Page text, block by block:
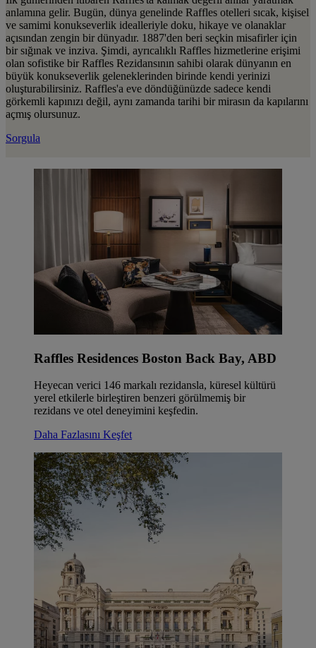
anlamına gelir. Bugün, dünya genelinde Raffles otelleri sıcak, kişisel
ve samimi konukseverlik idealleriyle doku, hikaye ve olanaklar
açısından zengin bir dünyadır. 1887'den beri seçkin misafirler için
bir sığınak ve inziva. Şimdi, ayrıcalıklı Raffles hizmetlerine erişimi
olan sofistike bir Raffles Rezidansının sahibi olarak dünyanın en
büyük konukseverlik geleneklerinden birinde kendi yerinizi
oluşturabilirsiniz. Raffles'a eve döndüğünüzde sadece kendi
görkemli kapınızı değil, aynı zamanda tarihi bir mirasın da kapılarını
açmış olursunuz.
Sorgula
Raffles Residences Boston Back Bay, ABD
Heyecan verici 146 markalı rezidansla, küresel kültürü
yerel etkilerle birleştiren benzeri görülmemiş bir
rezidans ve otel deneyimini keşfedin.
Daha Fazlasını Keşfet